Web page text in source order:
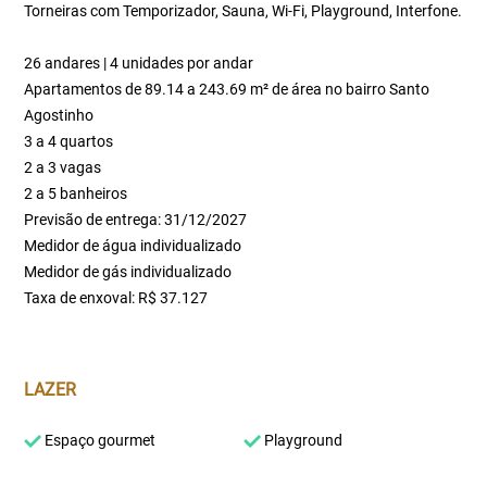
Torneiras com Temporizador, Sauna, Wi-Fi, Playground, Interfone.
26 andares | 4 unidades por andar
Apartamentos de 89.14 a 243.69 m² de área no bairro Santo
Agostinho
3 a 4 quartos
2 a 3 vagas
2 a 5 banheiros
Previsão de entrega: 31/12/2027
Medidor de água individualizado
Medidor de gás individualizado
Taxa de enxoval: R$ 37.127
LAZER
Espaço gourmet Playground